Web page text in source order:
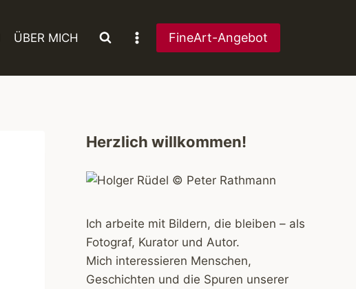
ÜBER MICH FineArt-Angebot
Herzlich willkommen!
Ich arbeite mit Bildern, die bleiben – als
Fotograf, Kurator und Autor.
Mich interessieren Menschen,
Geschichten und die Spuren unserer